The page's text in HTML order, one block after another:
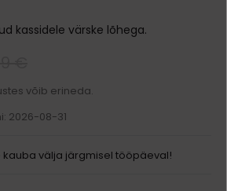
kassidele värske lõhega.
võib erineda.
2026-08-31
kauba välja järgmisel tööpäeval!